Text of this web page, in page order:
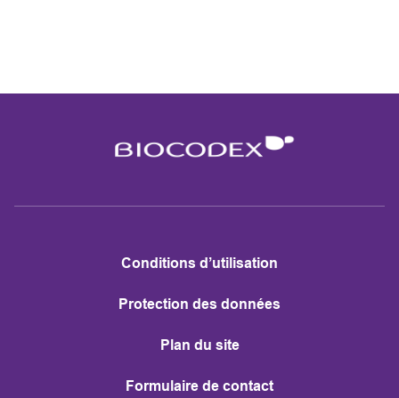
Conditions d’utilisation
Protection des données
Plan du site
Formulaire de contact